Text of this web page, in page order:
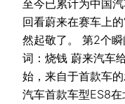
至今已累计为中国
回看蔚来在赛车上
然起敬了。 第2个
词：烧钱 蔚来汽车
始，来自于首款车
汽车首款车型ES8